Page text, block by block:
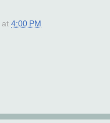
at 4:00 PM